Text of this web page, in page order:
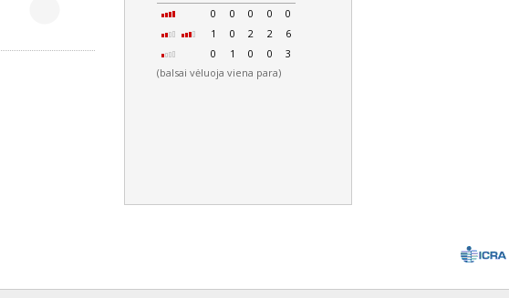
0
0 0 0
0
1
0 2 2
6
0
1 0 0 3
(balsai vėluoja viena para)